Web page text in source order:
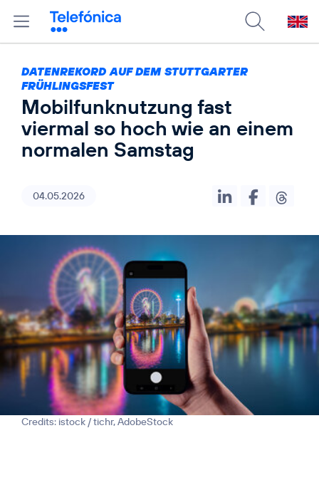
DATENREKORD AUF DEM STUTTGARTER
FRÜHLINGSFEST
Mobilfunknutzung fast
viermal so hoch wie an einem
normalen Samstag
04.05.2026
Credits: istock / tichr, AdobeStock